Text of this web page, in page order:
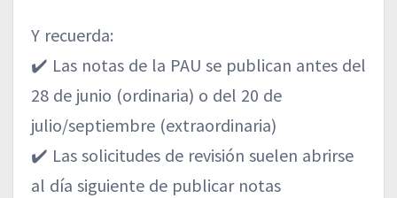
Y recuerda:
✔️ Las notas de la PAU se publican antes del
28 de junio (ordinaria) o del 20 de
julio/septiembre (extraordinaria)
✔️ Las solicitudes de revisión suelen abrirse
al día siguiente de publicar notas